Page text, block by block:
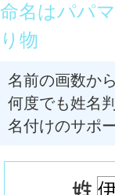
命名はパパ
り物
名前の画数か
何度でも姓名
名付けのサポ